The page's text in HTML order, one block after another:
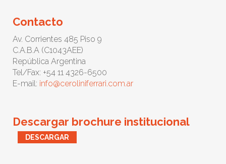
Contacto
Av. Corrientes 485 Piso 9
C.A.B.A (C1043AEE)
República Argentina
Tel/Fax: +54 11 4326-6500
E-mail: info@ceroliniferrari.com.ar
Descargar brochure institucional
DESCARGAR